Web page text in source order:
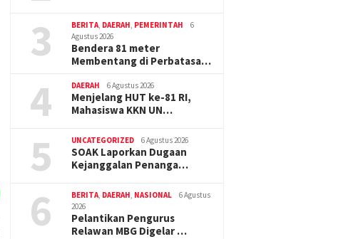
3 BERITA, DAERAH, PEMERINTAH
6
Agustus 2026
Bendera 81 meter
Membentang di Perbatasa…
4 DAERAH 6 Agustus 2026
Menjelang HUT ke-81 RI,
Mahasiswa KKN UN…
5 UNCATEGORIZED 6 Agustus 2026
SOAK Laporkan Dugaan
Kejanggalan Penanga…
6 BERITA, DAERAH, NASIONAL
6 Agustus
2026
Pelantikan Pengurus
Relawan MBG Digelar …